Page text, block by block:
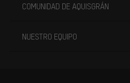
COMUNIDAD DE AQUISGRÁN
NUESTRO EQUIPO